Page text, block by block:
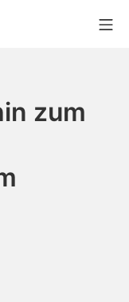
zum